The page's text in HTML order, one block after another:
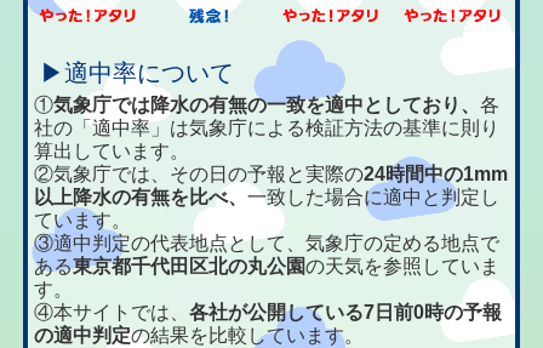
▶適中率について
①気象庁では降水の有無の一致を適中としており、各
社の「適中率」は気象庁による検証方法の基準に則り
算出しています。
②気象庁では、その日の予報と実際の24時間中の1mm
以上降水の有無を比べ、一致した場合に適中と判定し
ています。
③適中判定の代表地点として、気象庁の定める地点で
ある東京都千代田区北の丸公園の天気を参照していま
す。
④本サイトでは、各社が公開している7日前0時の予報
の適中判定の結果を比較しています。